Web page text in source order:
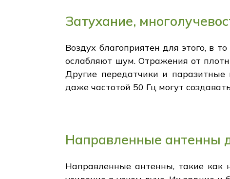
Затухание,
Воздух благоприятен для этого, в
ослабляют шум. Отражения от
Другие передатчики и
даже частотой 50 Гц могут
Направленные антенны
Направленные антенны, такие как